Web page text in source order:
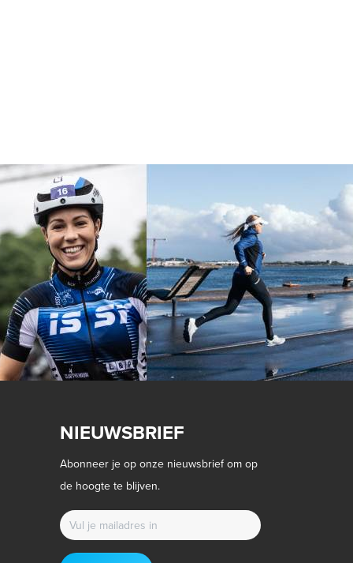
NIEUWSBRIEF
Abonneer je op onze nieuwsbrief om op
de hoogte te blijven.